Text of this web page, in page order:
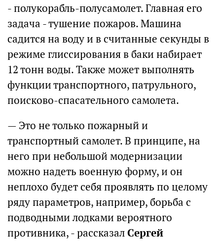
- полукорабль-полусамолет. Главная его
задача - тушение пожаров. Машина
садится на воду и в считанные секунды в
режиме глиссирования в баки набирает
12 тонн воды. Также может выполнять
функции транспортного, патрульного,
поисково-спасательного самолета.
— Это не только пожарный и
транспортный самолет. В принципе, на
него при небольшой модернизации
можно надеть военную форму, и он
неплохо будет себя проявлять по целому
ряду параметров, например, борьба с
подводными лодками вероятного
противника, - рассказалСергей